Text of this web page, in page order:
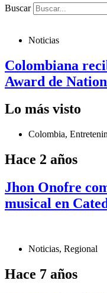
Buscar
Noticias
Colombiana
Award de
Lo más visto
Colombia,
Hace 2 años
Jhon Onofre
musical en
Noticias, Regional
Hace 7 años